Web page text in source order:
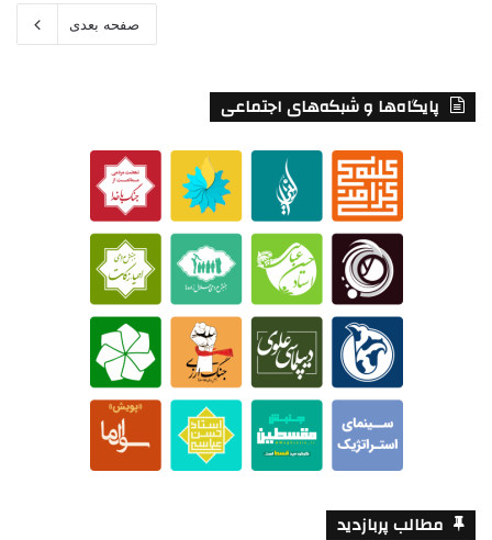
صفحه بعدی
پایگاه‌ها و شبکه‌های اجتماعی
مطالب پربازدید